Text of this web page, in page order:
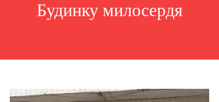
Будинку милосердя